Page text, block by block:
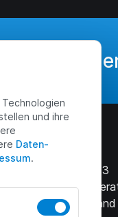
Kontakt
Zur Kaule 3
51491
Deutschland
und ihre
Daten­
.